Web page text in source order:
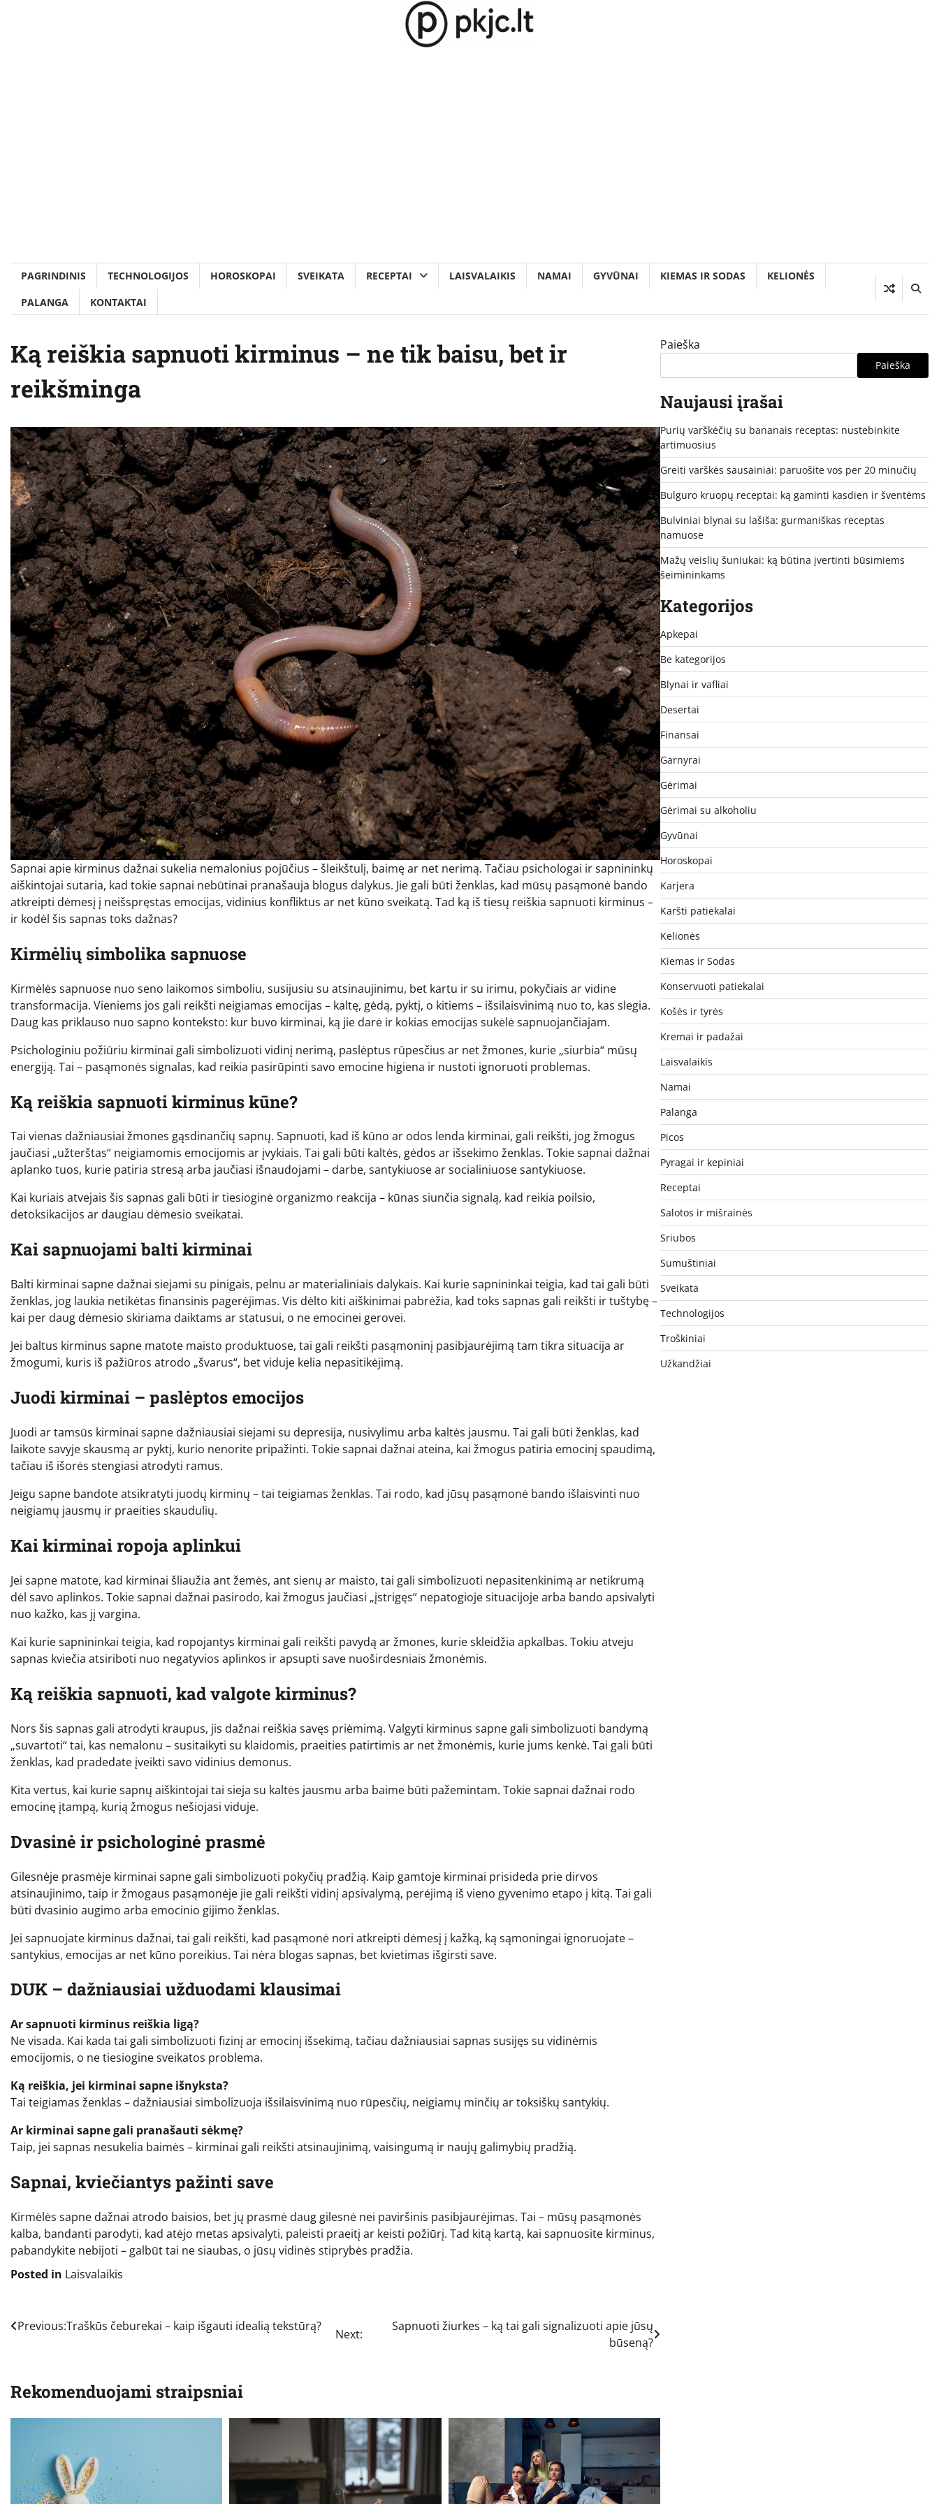
PAGRINDINIS TECHNOLOGIJOS HOROSKOPAI SVEIKATA RECEPTAI LAISVALAIKIS NAMAI GYVŪNAI KIEMAS IR SODAS
KELIONĖS
PALANGA
KONTAKTAI
Ką reiškia sapnuoti kirminus – ne tik baisu, bet ir
reikšminga
Sapnai apie kirminus dažnai sukelia nemalonius pojūčius – šleikštulį, baimę ar net nerimą. Tačiau psichologai ir sapnininkų
aiškintojai sutaria, kad tokie sapnai nebūtinai pranašauja blogus dalykus. Jie gali būti ženklas, kad mūsų pasąmonė bando
atkreipti dėmesį į neišspręstas emocijas, vidinius konfliktus ar net kūno sveikatą. Tad ką iš tiesų reiškia sapnuoti kirminus –
ir kodėl šis sapnas toks dažnas?
Kirmėlių simbolika sapnuose
Kirmėlės sapnuose nuo seno laikomos simboliu, susijusiu su atsinaujinimu, bet kartu ir su irimu, pokyčiais ar vidine
transformacija. Vieniems jos gali reikšti neigiamas emocijas – kaltę, gėdą, pyktį, o kitiems – išsilaisvinimą nuo to, kas slegia.
Daug kas priklauso nuo sapno konteksto: kur buvo kirminai, ką jie darė ir kokias emocijas sukėlė sapnuojančiajam.
Psichologiniu požiūriu kirminai gali simbolizuoti vidinį nerimą, paslėptus rūpesčius ar net žmones, kurie „siurbia“ mūsų
energiją. Tai – pasąmonės signalas, kad reikia pasirūpinti savo emocine higiena ir nustoti ignoruoti problemas.
Ką reiškia sapnuoti kirminus kūne?
Tai vienas dažniausiai žmones gąsdinančių sapnų. Sapnuoti, kad iš kūno ar odos lenda kirminai, gali reikšti, jog žmogus
jaučiasi „užterštas“ neigiamomis emocijomis ar įvykiais. Tai gali būti kaltės, gėdos ar išsekimo ženklas. Tokie sapnai dažnai
aplanko tuos, kurie patiria stresą arba jaučiasi išnaudojami – darbe, santykiuose ar socialiniuose santykiuose.
Kai kuriais atvejais šis sapnas gali būti ir tiesioginė organizmo reakcija – kūnas siunčia signalą, kad reikia poilsio,
detoksikacijos ar daugiau dėmesio sveikatai.
Kai sapnuojami balti kirminai
Balti kirminai sapne dažnai siejami su pinigais, pelnu ar materialiniais dalykais. Kai kurie sapnininkai teigia, kad tai gali būti
ženklas, jog laukia netikėtas finansinis pagerėjimas. Vis dėlto kiti aiškinimai pabrėžia, kad toks sapnas gali reikšti ir tuštybę –
kai per daug dėmesio skiriama daiktams ar statusui, o ne emocinei gerovei.
Jei baltus kirminus sapne matote maisto produktuose, tai gali reikšti pasąmoninį pasibjaurėjimą tam tikra situacija ar
žmogumi, kuris iš pažiūros atrodo „švarus“, bet viduje kelia nepasitikėjimą.
Juodi kirminai – paslėptos emocijos
Juodi ar tamsūs kirminai sapne dažniausiai siejami su depresija, nusivylimu arba kaltės jausmu. Tai gali būti ženklas, kad
laikote savyje skausmą ar pyktį, kurio nenorite pripažinti. Tokie sapnai dažnai ateina, kai žmogus patiria emocinį spaudimą,
tačiau iš išorės stengiasi atrodyti ramus.
Jeigu sapne bandote atsikratyti juodų kirminų – tai teigiamas ženklas. Tai rodo, kad jūsų pasąmonė bando išlaisvinti nuo
neigiamų jausmų ir praeities skaudulių.
Kai kirminai ropoja aplinkui
Jei sapne matote, kad kirminai šliaužia ant žemės, ant sienų ar maisto, tai gali simbolizuoti nepasitenkinimą ar netikrumą
dėl savo aplinkos. Tokie sapnai dažnai pasirodo, kai žmogus jaučiasi „įstrigęs“ nepatogioje situacijoje arba bando apsivalyti
nuo kažko, kas jį vargina.
Kai kurie sapnininkai teigia, kad ropojantys kirminai gali reikšti pavydą ar žmones, kurie skleidžia apkalbas. Tokiu atveju
sapnas kviečia atsiriboti nuo negatyvios aplinkos ir apsupti save nuoširdesniais žmonėmis.
Ką reiškia sapnuoti, kad valgote kirminus?
Nors šis sapnas gali atrodyti kraupus, jis dažnai reiškia savęs priėmimą. Valgyti kirminus sapne gali simbolizuoti bandymą
„suvartoti“ tai, kas nemalonu – susitaikyti su klaidomis, praeities patirtimis ar net žmonėmis, kurie jums kenkė. Tai gali būti
ženklas, kad pradedate įveikti savo vidinius demonus.
Kita vertus, kai kurie sapnų aiškintojai tai sieja su kaltės jausmu arba baime būti pažemintam. Tokie sapnai dažnai rodo
emocinę įtampą, kurią žmogus nešiojasi viduje.
Dvasinė ir psichologinė prasmė
Gilesnėje prasmėje kirminai sapne gali simbolizuoti pokyčių pradžią. Kaip gamtoje kirminai prisideda prie dirvos
atsinaujinimo, taip ir žmogaus pasąmonėje jie gali reikšti vidinį apsivalymą, perėjimą iš vieno gyvenimo etapo į kitą. Tai gali
būti dvasinio augimo arba emocinio gijimo ženklas.
Jei sapnuojate kirminus dažnai, tai gali reikšti, kad pasąmonė nori atkreipti dėmesį į kažką, ką sąmoningai ignoruojate –
santykius, emocijas ar net kūno poreikius. Tai nėra blogas sapnas, bet kvietimas išgirsti save.
DUK – dažniausiai užduodami klausimai
Ar sapnuoti kirminus reiškia ligą?
Ne visada. Kai kada tai gali simbolizuoti fizinį ar emocinį išsekimą, tačiau dažniausiai sapnas susijęs su vidinėmis
emocijomis, o ne tiesiogine sveikatos problema.
Ką reiškia, jei kirminai sapne išnyksta?
Tai teigiamas ženklas – dažniausiai simbolizuoja išsilaisvinimą nuo rūpesčių, neigiamų minčių ar toksiškų santykių.
Ar kirminai sapne gali pranašauti sėkmę?
Taip, jei sapnas nesukelia baimės – kirminai gali reikšti atsinaujinimą, vaisingumą ir naujų galimybių pradžią.
Sapnai, kviečiantys pažinti save
Kirmėlės sapne dažnai atrodo baisios, bet jų prasmė daug gilesnė nei paviršinis pasibjaurėjimas. Tai – mūsų pasąmonės
kalba, bandanti parodyti, kad atėjo metas apsivalyti, paleisti praeitį ar keisti požiūrį. Tad kitą kartą, kai sapnuosite kirminus,
pabandykite nebijoti – galbūt tai ne siaubas, o jūsų vidinės stiprybės pradžia.
Posted in Laisvalaikis
Navigacija
įrašų
Previous:Traškūs čeburekai – kaip išgauti idealią tekstūrą?
Next:
Sapnuoti žiurkes – ką tai gali signalizuoti apie jūsų
būseną?
Rekomenduojami straipsniai
Paieška
Paieška
Naujausi įrašai
Purių varškėčių su bananais receptas: nustebinkite
artimuosius
Greiti varškės sausainiai: paruošite vos per 20 minučių
Bulguro kruopų receptai: ką gaminti kasdien ir šventėms
Bulviniai blynai su lašiša: gurmaniškas receptas
namuose
Mažų veislių šuniukai: ką būtina įvertinti būsimiems
šeimininkams
Kategorijos
Apkepai
Be kategorijos
Blynai ir vafliai
Desertai
Finansai
Garnyrai
Gėrimai
Gėrimai su alkoholiu
Gyvūnai
Horoskopai
Karjera
Karšti patiekalai
Kelionės
Kiemas ir Sodas
Konservuoti patiekalai
Košės ir tyrės
Kremai ir padažai
Laisvalaikis
Namai
Palanga
Picos
Pyragai ir kepiniai
Receptai
Salotos ir mišrainės
Sriubos
Sumuštiniai
Sveikata
Technologijos
Troškiniai
Užkandžiai